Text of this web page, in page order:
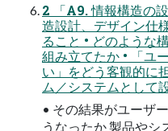
2 「A9. 情報構造の
造設計、デザイン仕
ること • どのような
組み立てたか • 「ユ
い」をどう客観的に
ム／システムとして
• その結果がユーザ
うなったか 製品や